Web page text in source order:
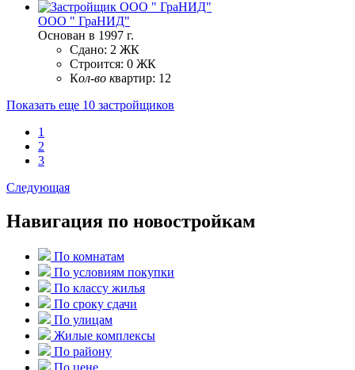
ООО " ГраНИД"
Основан в 1997 г.
Сдано: 2 ЖК
Строится: 0 ЖК
Кол-во квартир: 12
Показать еще 10 застройщиков
1
2
3
Следующая
Навигация по новостройкам
По комнатам
По условиям покупки
По классу жилья
По сроку сдачи
По улицам
Жилые комплексы
По району
По цене